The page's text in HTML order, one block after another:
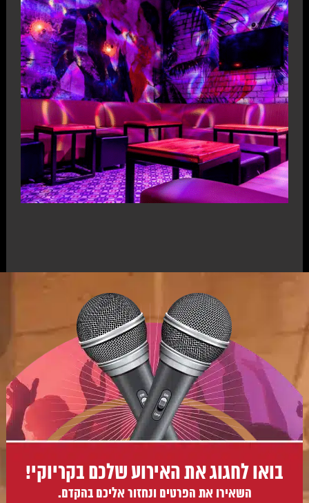
בואו לחגוג את האירוע שלכם בקריוקי!
השאירו את הפרטים ונחזור אליכם בהקדם.